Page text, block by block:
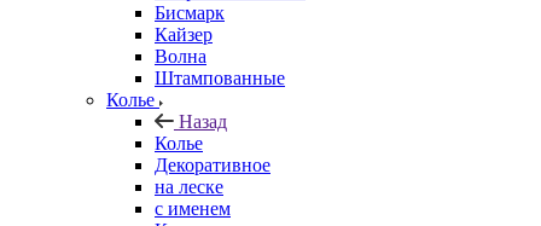
Бисмарк
Кайзер
Волна
Штампованные
Колье
Назад
Колье
Декоративное
на леске
с именем